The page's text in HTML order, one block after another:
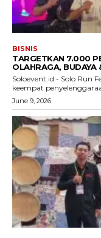
BISNIS
TARGETKAN 7.000
OLAHRAGA, BUDAYA
Soloevent.id - Solo Run
keempat
June 9, 2026